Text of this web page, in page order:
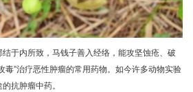
于内所致，马钱子善入经络，能攻坚蚀疮、破
毒”治疗恶性肿瘤的常用药物。如今许多动物实验
抗肿瘤中药。